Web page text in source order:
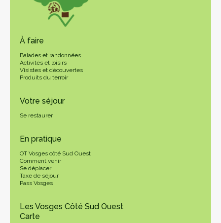
À faire
Balades et randonnées
Activités et loisirs
Visistes et découvertes
Produits du terroir
Votre séjour
Se restaurer
En pratique
OT Vosges côté Sud Ouest
Comment venir
Se déplacer
Taxe de séjour
Pass Vosges
Les Vosges Côté Sud Ouest
Carte